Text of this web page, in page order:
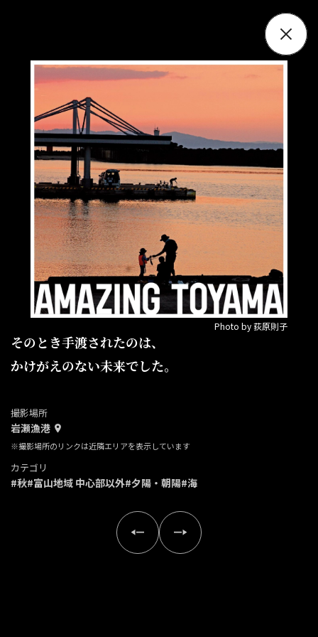
Photo by 荻原則子
そのとき手渡されたのは、
かけがえのない未来でした。
撮影場所
岩瀬漁港
※撮影場所のリンクは近隣エリアを表示しています
カテゴリ
#秋#富山地域 中心部以外#夕陽・朝陽#海